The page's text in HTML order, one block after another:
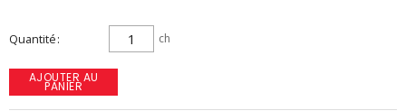
Quantité ch
AJOUTER AU
PANIER